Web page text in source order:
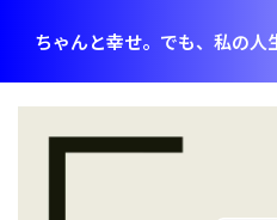
ちゃんと幸せ。でも、私の人